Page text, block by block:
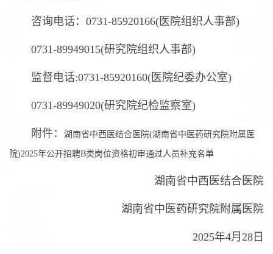
咨询电话：0731-85920166(医院组织人事部)
0731-89949015(研究院组织人事部)
监督电话:0731-85920160(医院纪委办公室)
0731-89949020(研究院纪检监察室)
附件： 湖南省中西医结合医院(湖南省中医药研究院附属医
院)2025年公开招聘B类岗位资格初审通过人员补充名单
湖南省中西医结合医院
湖南省中医药研究院附属医院
2025年4月28日